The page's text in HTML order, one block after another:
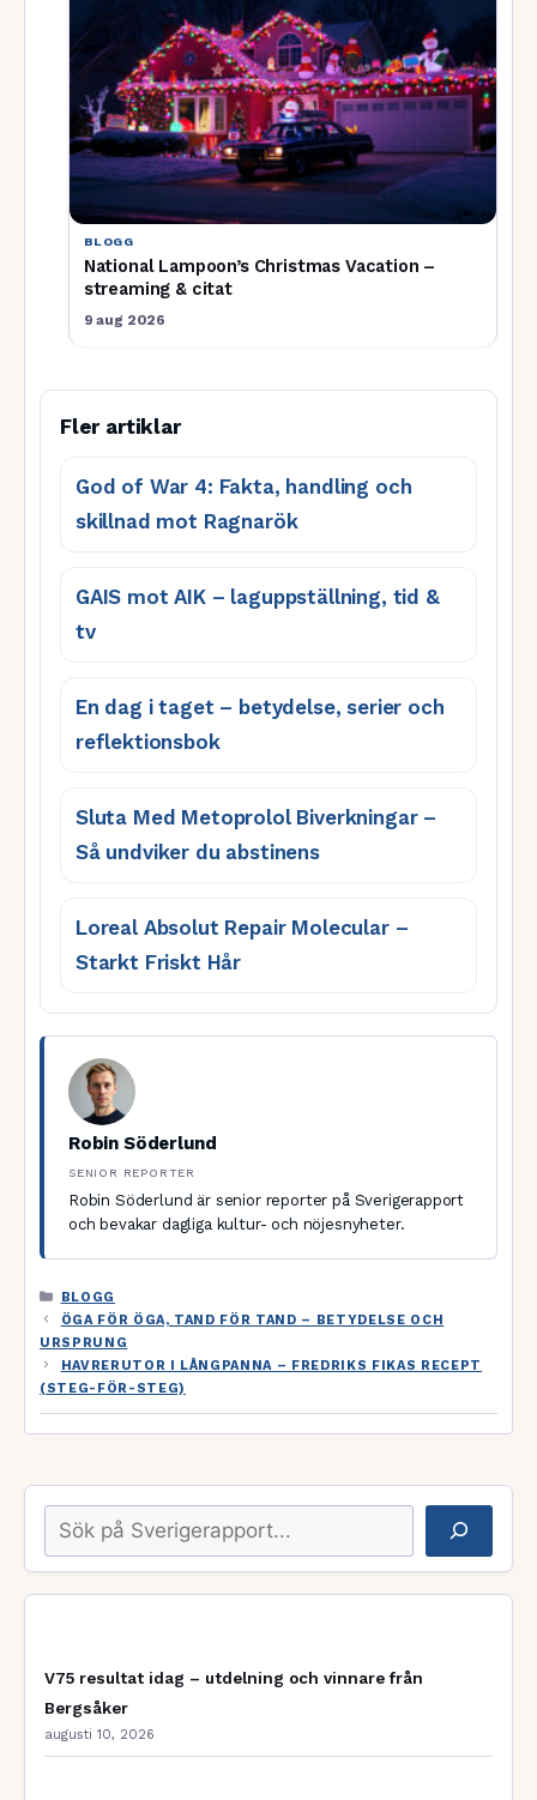
BLOGG
National Lampoon’s Christmas Vacation –
streaming & citat
9 aug 2026
Fler artiklar
God of War 4: Fakta, handling och
skillnad mot Ragnarök
GAIS mot AIK – laguppställning, tid &
tv
En dag i taget – betydelse, serier och
reflektionsbok
Sluta Med Metoprolol Biverkningar –
Så undviker du abstinens
Loreal Absolut Repair Molecular –
Starkt Friskt Hår
Robin Söderlund
SENIOR REPORTER
Robin Söderlund är senior reporter på Sverigerapport
och bevakar dagliga kultur- och nöjesnyheter.
KATEGORIER
BLOGG
ÖGA FÖR ÖGA, TAND FÖR TAND – BETYDELSE OCH
URSPRUNG
HAVRERUTOR I LÅNGPANNA – FREDRIKS FIKAS RECEPT
(STEG-FÖR-STEG)
Sök
V75 resultat idag – utdelning och vinnare från
Bergsåker
augusti 10, 2026